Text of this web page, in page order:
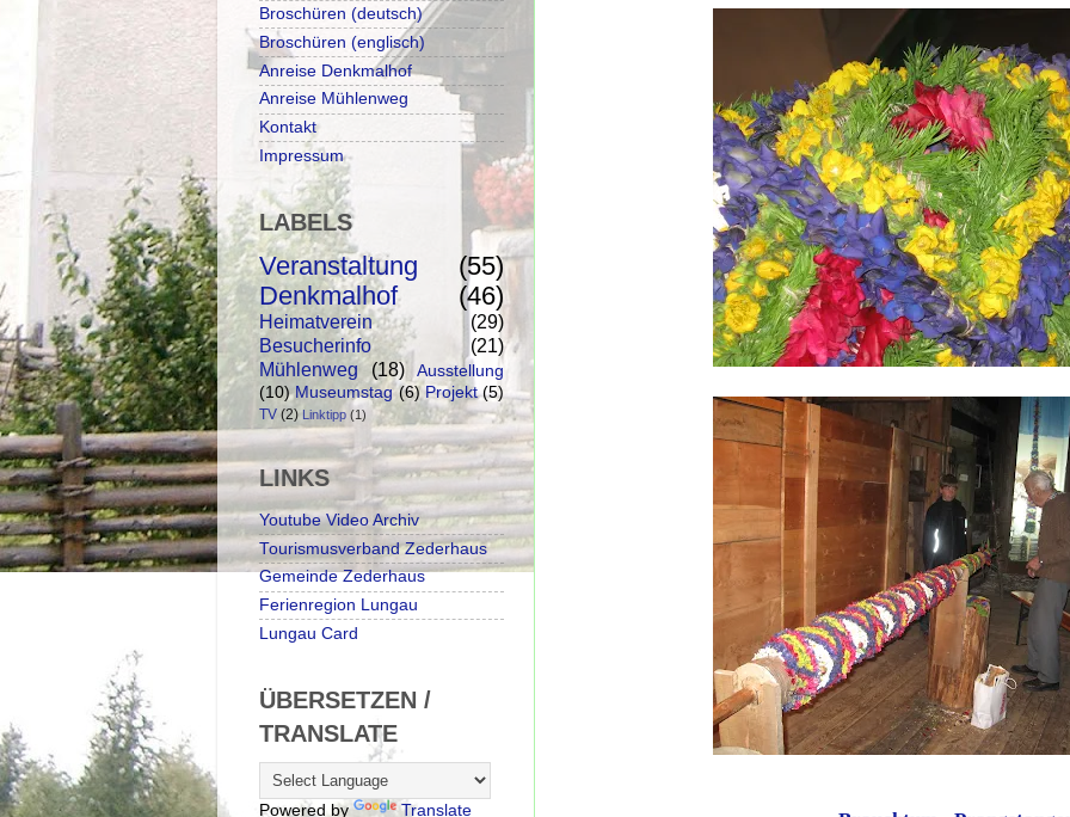
Broschüren (deutsch)
Broschüren (englisch)
Anreise Denkmalhof
Anreise Mühlenweg
Kontakt
Impressum
LABELS
Veranstaltung
(55)
Denkmalhof
(46)
Heimatverein
(29)
Besucherinfo
(21)
Mühlenweg
(18)
Ausstellung
(10) Museumstag (6) Projekt (5)
TV (2) Linktipp (1)
LINKS
Youtube Video Archiv
Tourismusverband Zederhaus
Gemeinde Zederhaus
Ferienregion Lungau
Lungau Card
ÜBERSETZEN /
TRANSLATE
Powered by Translate